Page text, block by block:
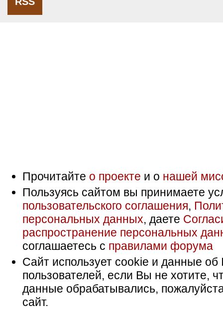
Прочитайте о проекте и о нашей
Пользуясь сайтом вы принимаете
пользовательского соглашения,
персональных данных, даете
распространение персональных
соглашаетесь с правилами форума
Сайт использует cookie и данные об
пользователей, если Вы не хотите,
данные обрабатывались,
сайт.